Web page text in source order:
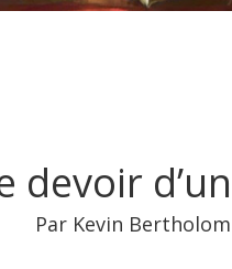
devoir
Par Kevin Bertholom